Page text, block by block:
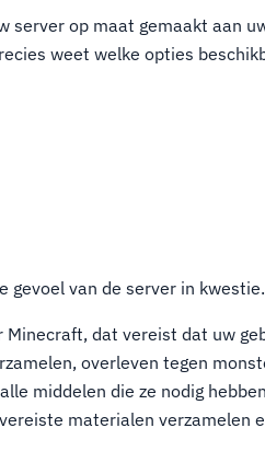
server op maat gemaakt aan
weet welke opties
gevoel van de server in kwestie.
dat vereist dat uw
overleven tegen
middelen die ze nodig
materialen verzamelen